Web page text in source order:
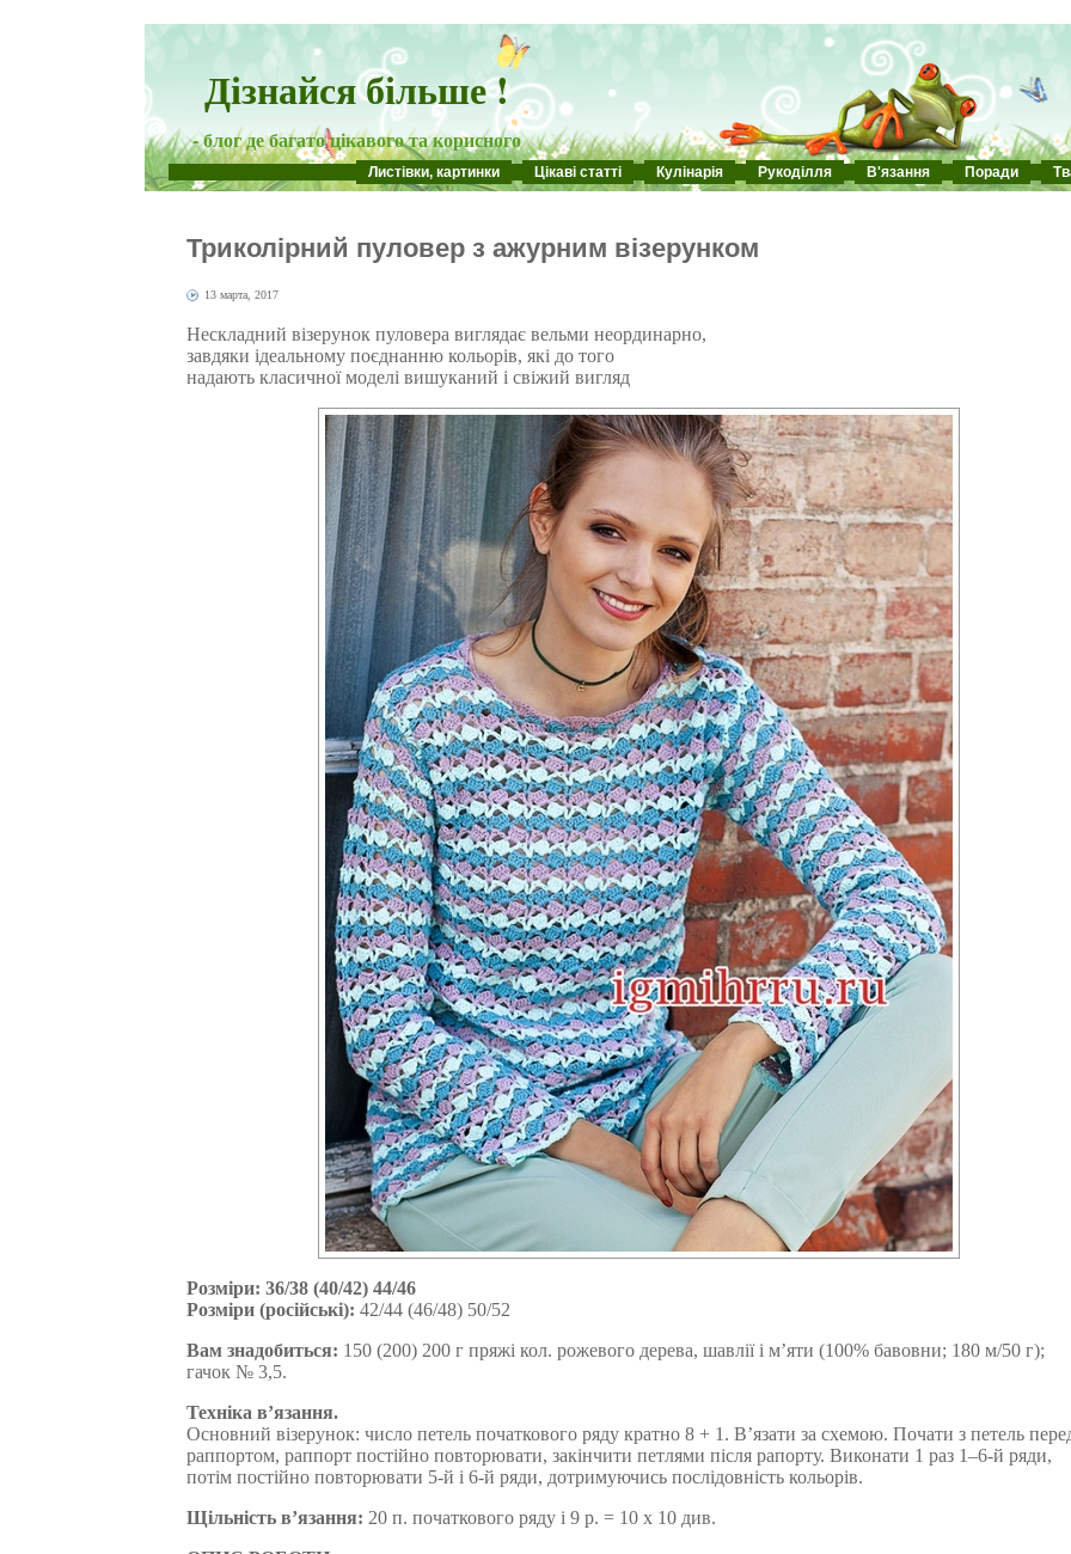
Дізнайся більше !
- блог де багато цікавого та корисного
Листівки, картинки Цікаві статті Кулінарія Рукоділля В'язання Поради
Триколірний пуловер з ажурним візерунком
13 марта, 2017
Нескладний візерунок пуловера виглядає вельми неординарно,
завдяки ідеальному поєднанню кольорів, які до того
надають класичної моделі вишуканий і свіжий вигляд
Розміри: 36/38 (40/42) 44/46
Розміри (російські): 42/44 (46/48) 50/52
Вам знадобиться: 150 (200) 200 г пряжі кол. рожевого дерева, шавлії і м’яти (100% бавовни; 180 м/50 г);
гачок № 3,5.
Техніка в’язання.
Основний візерунок: число петель початкового ряду кратно 8 + 1. В’язати за схемою. Почати з петель
раппортом, раппорт постійно повторювати, закінчити петлями після рапорту. Виконати 1 раз 1–6-й ряди,
потім постійно повторювати 5-й і 6-й ряди, дотримуючись послідовність кольорів.
Щільність в’язання: 20 п. початкового ряду і 9 р. = 10 x 10 див.